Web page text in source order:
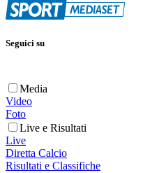
Seguici su
Media
Video
Foto
Live e Risultati
Live
Diretta Calcio
Risultati e Classifiche